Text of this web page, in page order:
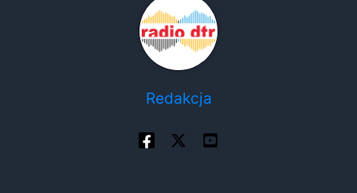
Redakcja